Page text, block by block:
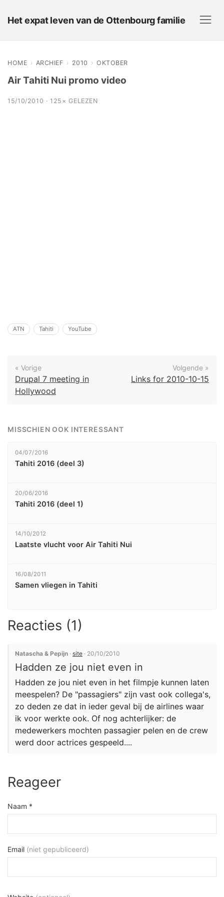
Het expat leven van de Ottenbourg familie
HOME › ARCHIEF › 2010 › OKTOBER
Air Tahiti Nui promo video
15/10/2010 · 125× GELEZEN
ATN Tahiti YouTube
« Vorige
Drupal 7 meeting in
Hollywood
Volgende »
Links for 2010-10-15
MISSCHIEN OOK INTERESSANT
04/07/2016
Tahiti 2016 (deel 3)
20/06/2016
Tahiti 2016 (deel 1)
14/10/2012
Laatste vlucht voor Air Tahiti Nui
16/08/2011
Samen vliegen in Tahiti
Reacties (1)
Natascha & Pepijn · site · 20/10/2010
Hadden ze jou niet even in
Hadden ze jou niet even in het filmpje kunnen laten
meespelen? De "passagiers" zijn vast ook collega's,
zo deden ze dat in ieder geval bij de airlines waar
ik voor werkte ook. Of nog achterlijker: de
medewerkers mochten passagier pelen en de crew
werd door actrices gespeeld....
Reageer
Naam *
Email (niet gepubliceerd)